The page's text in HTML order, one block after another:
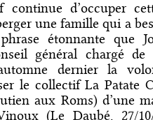
d’occuper
une famille qui a
étonnante que
général chargé de
dernier la
le collectif La Patate
aux Roms) d’une
(Le Daubé, 27/